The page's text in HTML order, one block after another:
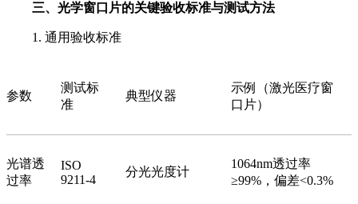
三、光学窗口片的关键验收标准与测试方法
1. 通用验收标准
参数
测试标
准
典型仪器
示例（激光医疗窗
口片）
光谱透
过率
ISO
9211-4
分光光度计
1064nm透过率
≥99%，偏差<0.3%